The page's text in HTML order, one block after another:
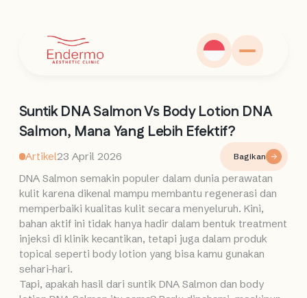
Suntik DNA Salmon Vs Body Lotion DNA
Salmon, Mana Yang Lebih Efektif?
Artikel23 April 2026 Bagikan
DNA Salmon semakin populer dalam dunia perawatan
kulit karena dikenal mampu membantu regenerasi dan
memperbaiki kualitas kulit secara menyeluruh. Kini,
bahan aktif ini tidak hanya hadir dalam bentuk treatment
injeksi di klinik kecantikan, tetapi juga dalam produk
topical seperti body lotion yang bisa kamu gunakan
sehari-hari.
Tapi, apakah hasil dari suntik DNA Salmon dan body